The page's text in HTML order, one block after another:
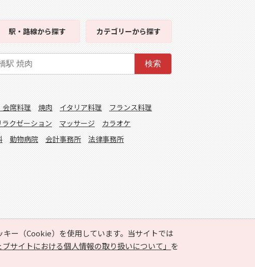
ー（Cookie）を使用しています。当サイトでは
ブサイトにおける個人情報の取り扱いについて」 を
駅・路線から探す カテゴリーから探す
検索
会席料理 焼肉 イタリア料理
フランス料理
ラクゼーション マッサージ
カラオケ
動物病院 会計事務所 法律事務所